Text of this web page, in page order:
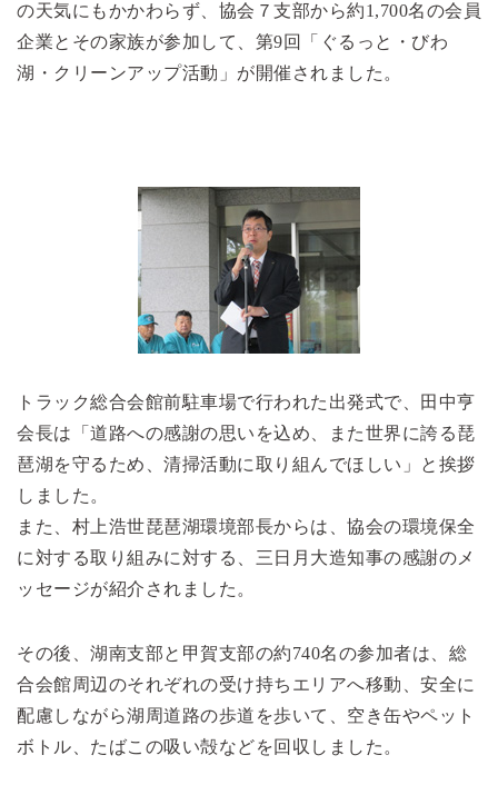
の天気にもかかわらず、協会７支部から約1,700名の会員
企業とその家族が参加して、第9回「ぐるっと・びわ
湖・クリーンアップ活動」が開催されました。
トラック総合会館前駐車場で行われた出発式で、田中亨
会長は「道路への感謝の思いを込め、また世界に誇る琵
琶湖を守るため、清掃活動に取り組んでほしい」と挨拶
しました。
また、村上浩世琵琶湖環境部長からは、協会の環境保全
に対する取り組みに対する、三日月大造知事の感謝のメ
ッセージが紹介されました。
その後、湖南支部と甲賀支部の約740名の参加者は、総
合会館周辺のそれぞれの受け持ちエリアへ移動、安全に
配慮しながら湖周道路の歩道を歩いて、空き缶やペット
ボトル、たばこの吸い殻などを回収しました。